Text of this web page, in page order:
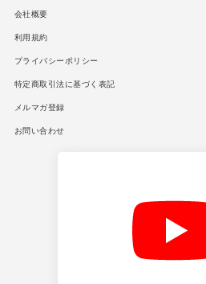
会社概要
利用規約
プライバシーポリシー
特定商取引法に基づく表記
メルマガ登録
お問い合わせ